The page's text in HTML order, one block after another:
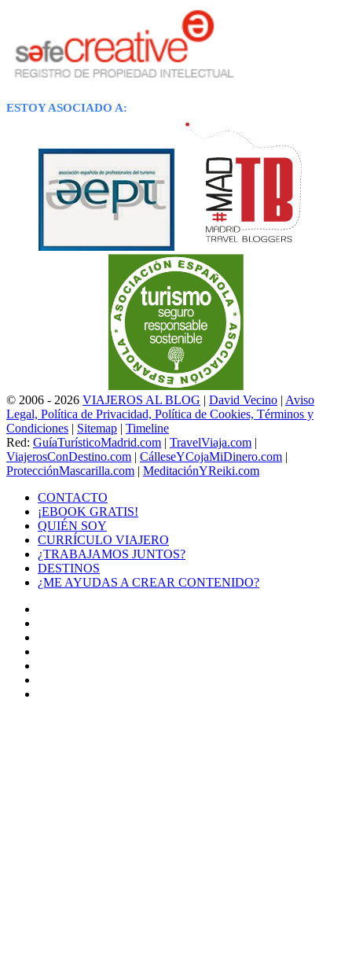
ESTOY ASOCIADO A:
© 2006 - 2026 VIAJEROS AL BLOG | David Vecino | Aviso
Legal, Política de Privacidad, Política de Cookies, Términos y
Condiciones | Sitemap | Timeline
Red: GuíaTurísticoMadrid.com | TravelViaja.com |
ViajerosConDestino.com | CálleseYCojaMiDinero.com |
ProtecciónMascarilla.com | MeditaciónYReiki.com
CONTACTO
¡EBOOK GRATIS!
QUIÉN SOY
CURRÍCULO VIAJERO
¿TRABAJAMOS JUNTOS?
DESTINOS
¿ME AYUDAS A CREAR CONTENIDO?